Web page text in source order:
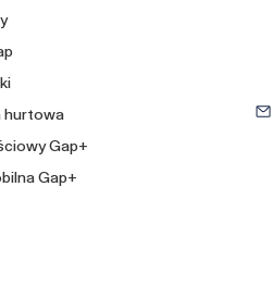
hurtowa
Gap+
Gap+